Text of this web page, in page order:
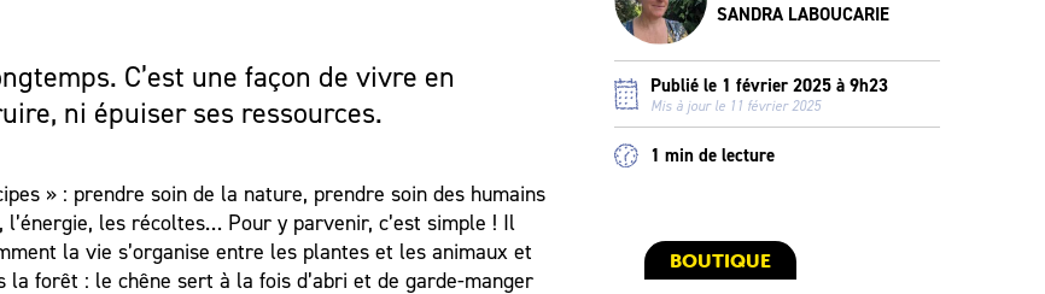
C’est une façon de vivre en
ni épuiser ses ressources.
» : prendre soin de la nature, prendre soin des humains
les récoltes… Pour y parvenir, c’est simple ! Il
la vie s’organise entre les plantes et les animaux et
la forêt : le chêne sert à la fois d’abri et de garde-manger
SANDRA LABOUCARIE
Publié le 1 février 2025 à 9h23
Mis à jour le 11 février 2025
1 min de lecture
BOUTIQUE